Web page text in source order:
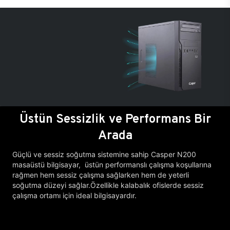
Üstün Sessizlik ve Performans Bir
Arada
Güçlü ve sessiz soğutma sistemine sahip Casper N200
masaüstü bilgisayar, üstün performanslı çalışma koşullarına
rağmen hem sessiz çalışma sağlarken hem de yeterli
soğutma düzeyi sağlar.Özellikle kalabalık ofislerde sessiz
çalışma ortamı için ideal bilgisayardır.